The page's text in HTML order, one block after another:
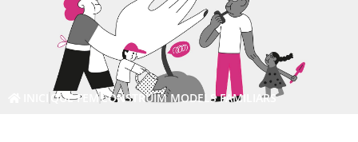
QUE FEMCONSTRUÏM MODELS FAMILIARS